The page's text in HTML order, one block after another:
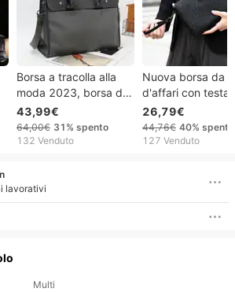
Borsa a tracolla alla
moda 2023, borsa da
lavoro/borsa a tracolla
da uomo, borsa a
tracolla elegante.
43,99€
64,00€ 31% spento
132 Venduto
Nuova borsa da
d'affari con testa
tigre, borsa
per cellulare,
portachiavi
26,79€
44,76€ 40% spento
127 Venduto
lavorativi
Multi